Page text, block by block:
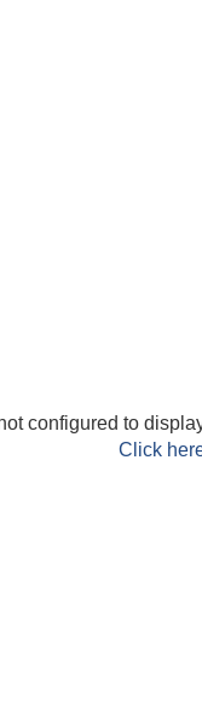
configured to
Click